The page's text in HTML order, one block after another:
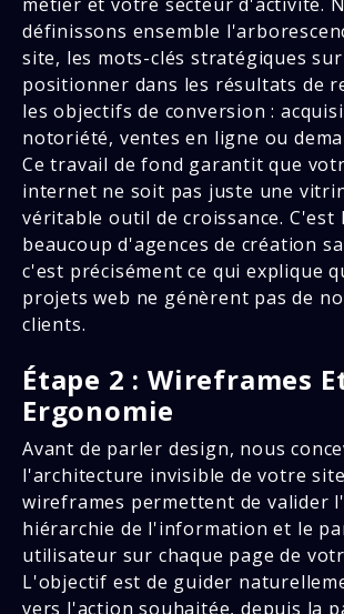
définissons ensemble
site, les mots-clés stratégiques
positionner dans les résultats de
les objectifs de conversion :
notoriété, ventes en ligne ou
Ce travail de fond garantit que
internet ne soit pas juste une
véritable outil de croissance. C'est
beaucoup d'agences de création
c'est précisément ce qui explique
projets web ne génèrent pas de
clients.
Étape 2 : Wireframes
Ergonomie
Avant de parler design, nous
l'architecture invisible de votre
wireframes permettent de valider
hiérarchie de l'information et le
utilisateur sur chaque page de
L'objectif est de guider
vers l'action souhaitée, depuis la